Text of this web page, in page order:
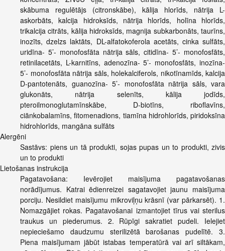
skābuma regulētājs (citronskābe), kālija hlorīds, nātrija L-
askorbāts, kalcija hidroksīds, nātrija hlorīds, holīna hlorīds,
trikalcija citrāts, kālija hidroksīds, magnija subkarbonāts, taurīns,
inozīts, dzelzs laktāts, DL-alfatokoferola acetāts, cinka sulfāts,
uridīna- 5’- monofosfāta nātrija sāls, citidīna- 5’- monofosfāts,
retinilacetāts, L-karnitīns, adenozīna- 5’- monofosfāts, inozīna-
5’- monofosfāta nātrija sāls, holekalciferols, nikotīnamīds, kalcija
D-pantotenāts, guanozīna- 5’- monofosfāta nātrija sāls, vara
glukonāts, nātrija selenīts, kālija jodīds,
pteroilmonoglutamīnskābe, D-biotīns, riboflavīns,
ciānkobalamīns, fitomenadions, tiamīna hidrohlorīds, piridoksīna
hidrohlorīds, mangāna sulfāts
Alergēni
Sastāvs: piens un tā produkti, sojas pupas un to produkti, zivis
un to produkti
Lietošanas instrukcija
Pagatavošana: Ievērojiet maisījuma pagatavošanas
norādījumus. Katrai ēdienreizei sagatavojiet jaunu maisījuma
porciju. Nesildiet maisījumu mikroviļņu krāsnī (var pārkarsēt). 1.
Nomazgājiet rokas. Pagatavošanai izmantojiet tīrus vai sterilus
traukus un piederumus. 2. Rūpīgi sakratiet pudeli. Ielejiet
nepieciešamo daudzumu sterilizētā barošanas pudelītē. 3.
Piena maisījumam jābūt istabas temperatūrā vai arī siltākam,